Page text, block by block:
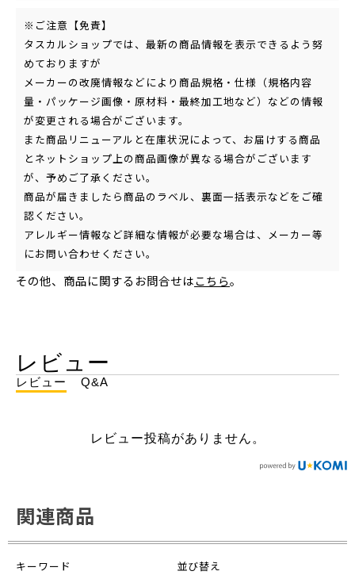
※ご注意【免責】
タスカルショップでは、最新の商品情報を表示できるよう努
めておりますが
メーカーの改廃情報などにより商品規格・仕様（規格内容
量・パッケージ画像・原材料・最終加工地など）などの情報
が変更される場合がございます。
また商品リニューアルと在庫状況によって、お届けする商品
とネットショップ上の商品画像が異なる場合がございます
が、予めご了承ください。
商品が届きましたら商品のラベル、裏面一括表示などをご確
認ください。
アレルギー情報など詳細な情報が必要な場合は、メーカー等
にお問い合わせください。
その他、商品に関するお問合せはこちら。
レビュー
レビュー Q&A
レビュー投稿がありません。
関連商品
キーワード 並び替え